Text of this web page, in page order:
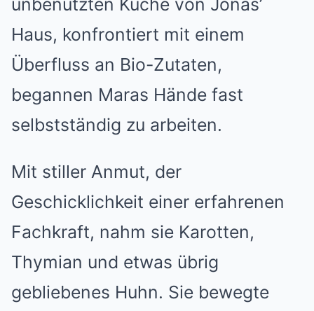
unbenutzten Küche von Jonas’
Haus, konfrontiert mit einem
Überfluss an Bio-Zutaten,
begannen Maras Hände fast
selbstständig zu arbeiten.
Mit stiller Anmut, der
Geschicklichkeit einer erfahrenen
Fachkraft, nahm sie Karotten,
Thymian und etwas übrig
gebliebenes Huhn. Sie bewegte